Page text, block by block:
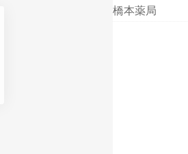
橋本薬局